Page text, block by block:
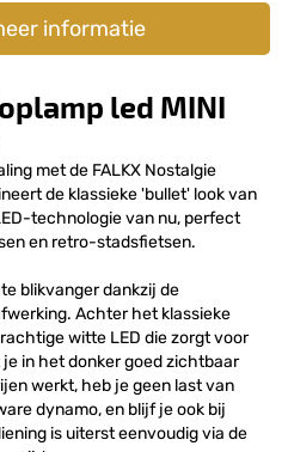
informatie
led MINI
met de FALKX Nostalgie
de klassieke 'bullet' look van
technologie van nu, perfect
en retro-stadsfietsen.
blikvanger dankzij de
Achter het klassieke
witte LED die zorgt voor
in het donker goed zichtbaar
werkt, heb je geen last van
dynamo, en blijf je ook bij
is uiterst eenvoudig via de